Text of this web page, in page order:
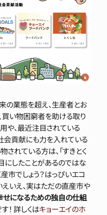
の業態を超え、生産者とお
買い物困窮者を助ける取り
や、最近注目されている
会貢献にも力を入れている
されている方は、「すきとく
にしたことがあるのではな
市でしょう？はっぴいエコ
えいえ、実はただの直産市や
せになるための独自の仕組
！ 詳しくはキョーエイのホ